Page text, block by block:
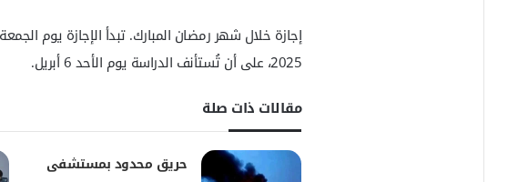
2025، على أن تُستأنف الدراسة يوم الأحد 6 أبريل.
مقالات ذات صلة
حريق محدود بمستشفى